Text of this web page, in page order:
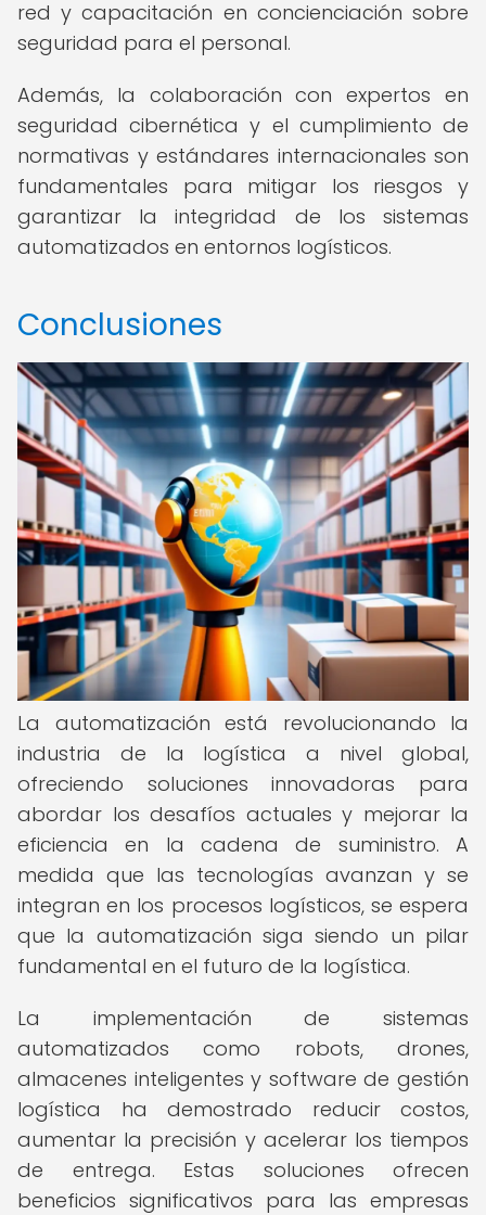
red y capacitación en concienciación sobre
seguridad para el personal.
Además, la colaboración con expertos en
seguridad cibernética y el cumplimiento de
normativas y estándares internacionales son
fundamentales para mitigar los riesgos y
garantizar la integridad de los sistemas
automatizados en entornos logísticos.
Conclusiones
La automatización está revolucionando la
industria de la logística a nivel global,
ofreciendo soluciones innovadoras para
abordar los desafíos actuales y mejorar la
eficiencia en la cadena de suministro. A
medida que las tecnologías avanzan y se
integran en los procesos logísticos, se espera
que la automatización siga siendo un pilar
fundamental en el futuro de la logística.
La implementación de sistemas
automatizados como robots, drones,
almacenes inteligentes y software de gestión
logística ha demostrado reducir costos,
aumentar la precisión y acelerar los tiempos
de entrega. Estas soluciones ofrecen
beneficios significativos para las empresas